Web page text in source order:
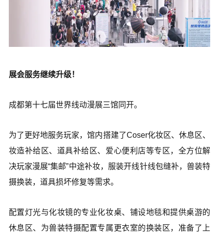
展会服务继续升级！
成都第十七届世界线动漫展三馆同开。
为了更好地服务玩家，馆内搭建了Coser化妆区、休息区、
妆造补给区、道具补给区、爱心便利店等专区，全方位解
决玩家漫展“集邮”中途补妆，服装开线针线包缝补，兽装特
摄换装，道具损坏修复等需求。
配置灯光与化妆镜的专业化妆桌、铺设地毯和提供桌游的
休息区、为兽装特摄配置专属更衣室的换装区，准备了上